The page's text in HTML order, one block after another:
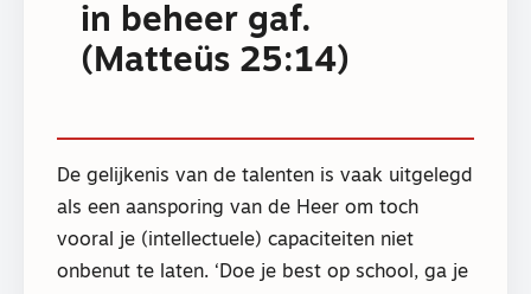
in beheer gaf.
(Matteüs 25:14)
De gelijkenis van de talenten is vaak uitgelegd
als een aansporing van de Heer om toch
vooral je (intellectuele) capaciteiten niet
onbenut te laten. ‘Doe je best op school, ga je